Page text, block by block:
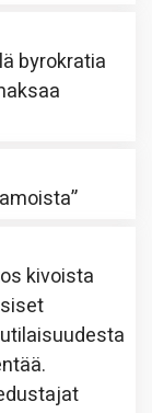
byrokratia
”
kivoista